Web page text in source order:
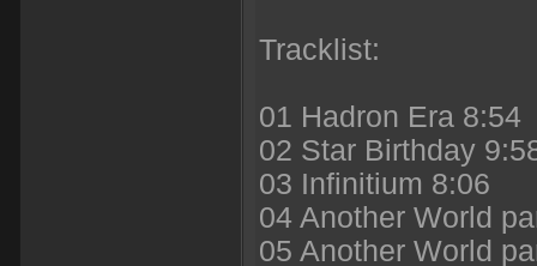
Tracklist:
01 Hadron Era 8:54
02 Star Birthday
03 Infinitium 8:06
04 Another World
05 Another World